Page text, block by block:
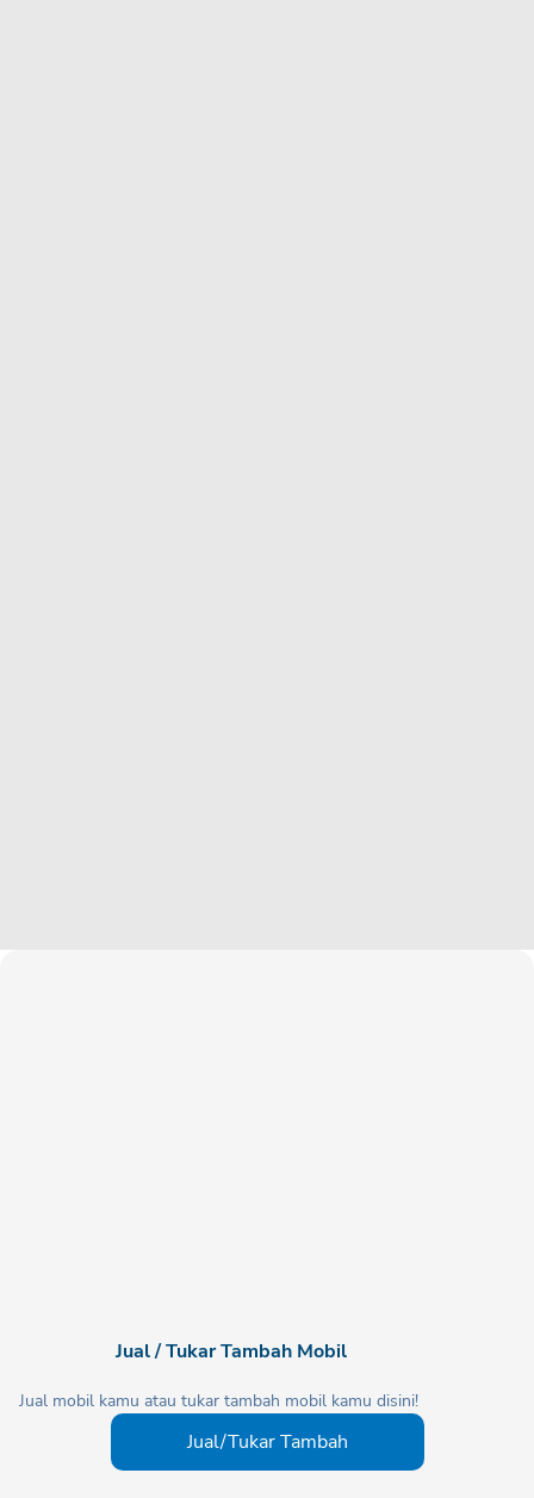
Jual / Tukar Tambah Mobil
Jual mobil kamu atau tukar tambah mobil kamu disini!
Jual/Tukar Tambah